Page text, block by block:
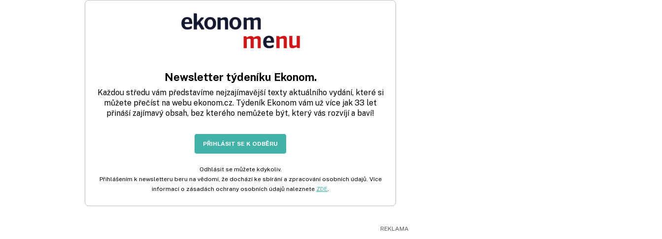
Newsletter týdeníku Ekonom.
Každou středu vám představíme nejzajímavější texty aktuálního vydání, které si
můžete přečíst na webu ekonom.cz. Týdeník Ekonom vám už více jak 33 let
přináší zajímavý obsah, bez kterého nemůžete být, který vás rozvíjí a baví!
PŘIHLÁSIT SE K ODBĚRU
Odhlásit se můžete kdykoliv.
Přihlášením k newsletteru beru na vědomí, že dochází ke sbírání a zpracování osobních údajů. Více
informací o zásadách ochrany osobních údajů naleznete ZDE.